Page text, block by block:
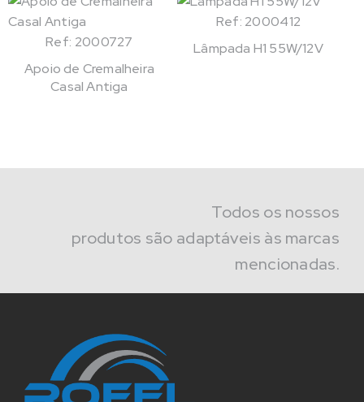
Ref: 2000727
Apoio de Cremalheira
Casal Antiga
Ref: 2000412
Lâmpada H1 55W/12V
Todos os nossos
produtos são adaptáveis às marcas
mencionadas.